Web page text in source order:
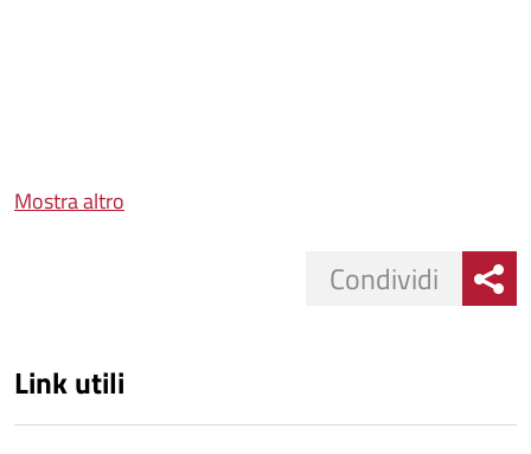
Mostra altro
Condividi
Link utili